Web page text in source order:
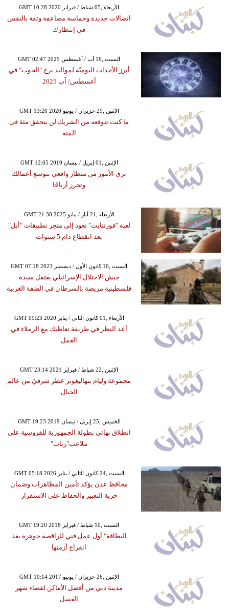
GMT 10:28 2020 الأربعاء ,05 شباط / فبراير
اتصالات جديدة وحماسة مضاعفة وثقة بالنفس
في إنتظارك
GMT 02:47 2025 السبت ,16 آب / أغسطس
أبرز الأحداث اليوميّة لمواليد برج "الحوت" في
أغسطس/ آب 2025
GMT 13:20 2020 الإثنين ,29 حزيران / يونيو
ما كنت تتوقعه من الشريك لن يتحقق مئة في
المئة
GMT 12:05 2019 الإثنين ,01 إبريل / نيسان
ترى الأمور من منظار واقعي تتوسع أعمالك
وتحرز أرباحًا
GMT 21:38 2025 الأربعاء ,21 أيار / مايو
لعبة "فورتنايت" تعود إلى متجر تطبيقات "أبل"
بعد انقطاع دام 5 سنوات
GMT 07:18 2023 السبت ,16 كانون الأول / ديسمبر
جيش الاحتلال الإسرائيلي يعتقل سيدة
فلسطينية مريضة بالسرطان في الضفة الغربية
GMT 09:23 2020 الأربعاء ,01 كانون الثاني / يناير
أعد النظر في طريقة تعاطيك مع الزملاء في
العمل
GMT 23:14 2021 الإثنين ,22 شباط / فبراير
مجموعة وليام بنهاليغونز عطر شرقيّ من عالم
الخيال
GMT 19:23 2019 الخميس ,25 إبريل / نيسان
انطلاق نهائي بطولة الجمهورية للفروسية على
ملاعب"رباب"
GMT 05:18 2026 السبت ,24 كانون الثاني / يناير
محافظ عدن يؤكد تأمين المظاهرات وضمان
حرية التعبير والحفاظ على الاستقرار
GMT 19:20 2018 السبت ,10 شباط / فبراير
البطاقة" أول عمل فني للراقصة جوهرة بعد
انفراج أزمتها
GMT 10:14 2017 الإثنين ,26 حزيران / يونيو
مدينة دبي من أفضل الأماكن لقضاء شهر
العسل